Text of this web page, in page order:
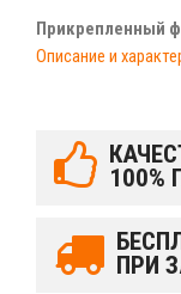
Прикрепленный
Описание и
100%
ПРИ